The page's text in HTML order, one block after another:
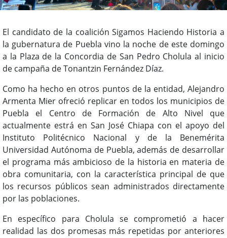
El candidato de la coalición Sigamos Haciendo Historia a
la gubernatura de Puebla vino la noche de este domingo
a la Plaza de la Concordia de San Pedro Cholula al inicio
de campaña de Tonantzin Fernández Díaz.
Como ha hecho en otros puntos de la entidad, Alejandro
Armenta Mier ofreció replicar en todos los municipios de
Puebla el Centro de Formación de Alto Nivel que
actualmente estrá en San José Chiapa con el apoyo del
Instituto Politécnico Nacional y de la Benemérita
Universidad Autónoma de Puebla, además de desarrollar
el programa más ambicioso de la historia en materia de
obra comunitaria, con la característica principal de que
los recursos públicos sean administrados directamente
por las poblaciones.
En específico para Cholula se comprometió a hacer
realidad las dos promesas más repetidas por anteriores